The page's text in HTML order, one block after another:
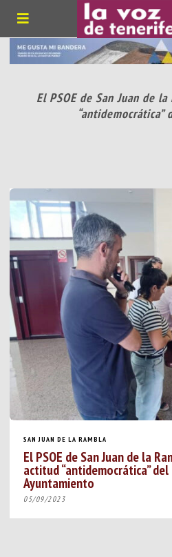
El PSOE de San Juan de
SAN JUAN DE LA RAMBLA
El PSOE de San Juan de la
actitud “antidemocrática”
Ayuntamiento
05/09/2023